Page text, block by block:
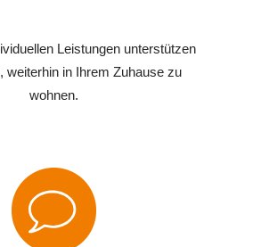
Leistungen unterstützen
weiterhin in Ihrem Zuhause zu
wohnen.